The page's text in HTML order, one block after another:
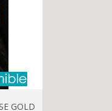
GOLD